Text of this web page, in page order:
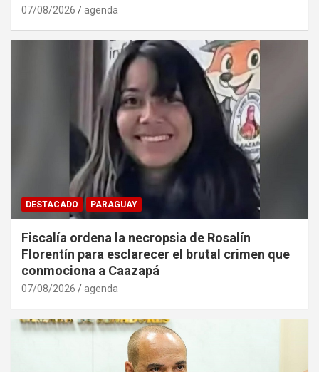
07/08/2026 agenda
DESTACADO PARAGUAY
Fiscalía ordena la necropsia de Rosalín
Florentín para esclarecer el brutal crimen que
conmociona a Caazapá
07/08/2026 agenda